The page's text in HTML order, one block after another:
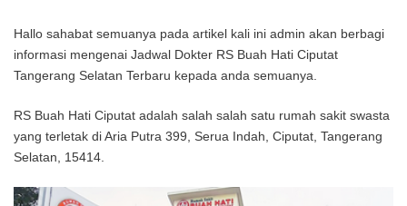
Hallo sahabat semuanya pada artikel kali ini admin akan berbagi
informasi mengenai Jadwal Dokter RS Buah Hati Ciputat
Tangerang Selatan Terbaru kepada anda semuanya.
RS Buah Hati Ciputat adalah salah salah satu rumah sakit swasta
yang terletak di Aria Putra 399, Serua Indah, Ciputat, Tangerang
Selatan, 15414.